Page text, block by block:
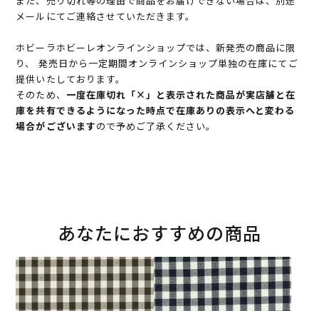
メールにてご連絡させていただきます。
ホビーラホビーレオンラインショップでは、新発売の商品に限
り、 発売日から一定期間オンラインショップ単独の在庫にてご
提供いたしております。
そのため、 一度在庫切れ「×」と表示された商品が実店舗と在
庫を共有できるようになった時点で在庫ありの表示へと変わる
場合がございますので予めご了承ください。
あなたにおすすめの商品